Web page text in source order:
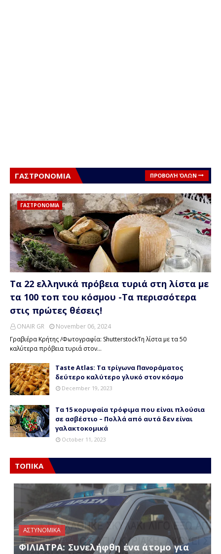
ΓΑΣΤΡΟΝΟΜΙΑ ΠΡΟΒΟΛΉ ΌΛΩΝ
ΓΑΣΤΡΟΝΟΜΙΑ
Τα 22 ελληνικά πρόβεια τυριά στη λίστα με
τα 100 τοπ του κόσμου -Τα περισσότερα
στις πρώτες θέσεις!
ONAIR GR
November 06, 2024
Γραβιέρα Κρήτης /Φωτογραφία: ShutterstockΤη λίστα με τα 50
καλύτερα πρόβεια τυριά στον…
Taste Atlas: Τα τρίγωνα Πανοράματος
δεύτερο καλύτερο γλυκό στον κόσμο
December 19, 2023
Τα 15 κορυφαία τρόφιμα που είναι πλούσια
σε ασβέστιο – Πολλά από αυτά δεν είναι
γαλακτοκομικά
October 11, 2023
ΤΟΠΙΚΑ
ΑΣΤΥΝΟΜΙΚΑ
ΦΙΛΙΑΤΡΑ: Συνελήφθη ένα άτομο για